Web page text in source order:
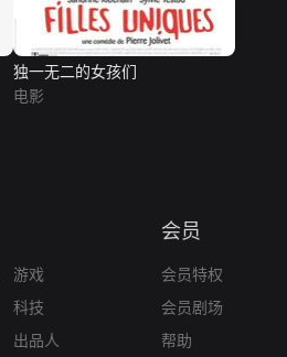
独一无二的女孩们
电影
游戏
科技
出品人
会员
会员特权
会员剧场
帮助